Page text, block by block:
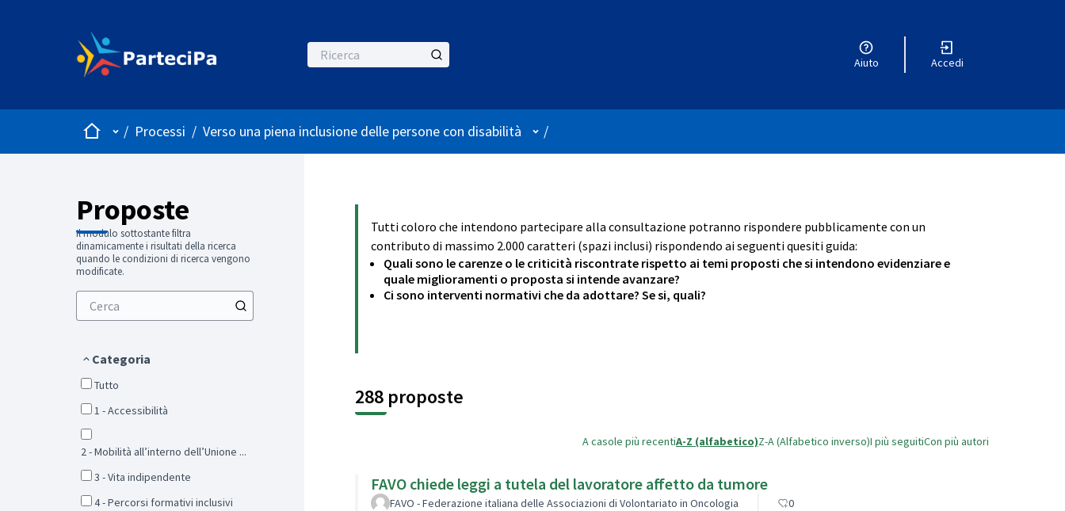
Aiuto Accedi
HomeMenù principale
/ Processi / Verso una piena inclusione delle persone con disabilità Menù utente
/
Proposte
Il modulo sottostante filtra
dinamicamente i risultati della ricerca
quando le condizioni di ricerca vengono
modificate.
Categoria
Tutto
1 - Accessibilità
2 - Mobilità all’interno dell’Unione ...
3 - Vita indipendente
4 - Percorsi formativi inclusivi
Tutti coloro che intendono partecipare alla consultazione potranno rispondere pubblicamente con un
contributo di massimo 2.000 caratteri (spazi inclusi) rispondendo ai seguenti quesiti guida:
Quali sono le carenze o le criticità riscontrate rispetto ai temi proposti che si intendono evidenziare e
quale miglioramenti o proposta si intende avanzare?
Ci sono interventi normativi che da adottare? Se si, quali?
288 proposte
A casole più recentiA-Z (alfabetico)Z-A (Alfabetico inverso)I più seguitiCon più autori
FAVO chiede leggi a tutela del lavoratore affetto da tumore
FAVO - Federazione italiana delle Associazioni di Volontariato in Oncologia 0